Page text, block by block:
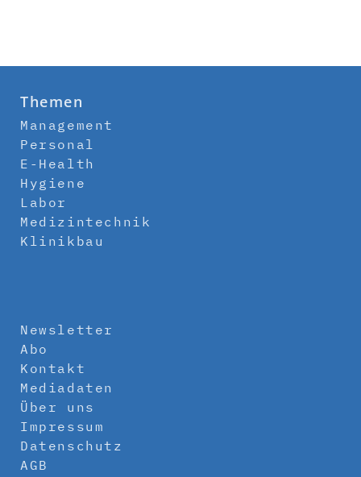
Themen
Management
Personal
E-Health
Hygiene
Labor
Medizintechnik
Klinikbau
Newsletter
Abo
Kontakt
Mediadaten
Über uns
Impressum
Datenschutz
AGB